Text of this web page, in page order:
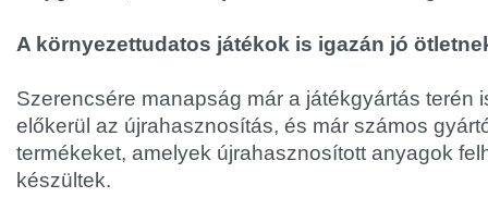
A környezettudatos játékok is igazán jó
Szerencsére manapság már a játékgyártás terén
előkerül az újrahasznosítás, és már számos
termékeket, amelyek újrahasznosított anyagok
készültek.